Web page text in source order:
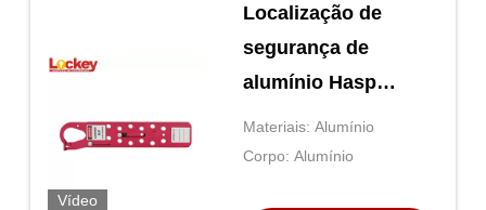
Vídeo
Localização de
segurança de
alumínio Hasp
Grupo 12 buraco
deslizante longo
Materiais: Alumínio
Corpo: Alumínio